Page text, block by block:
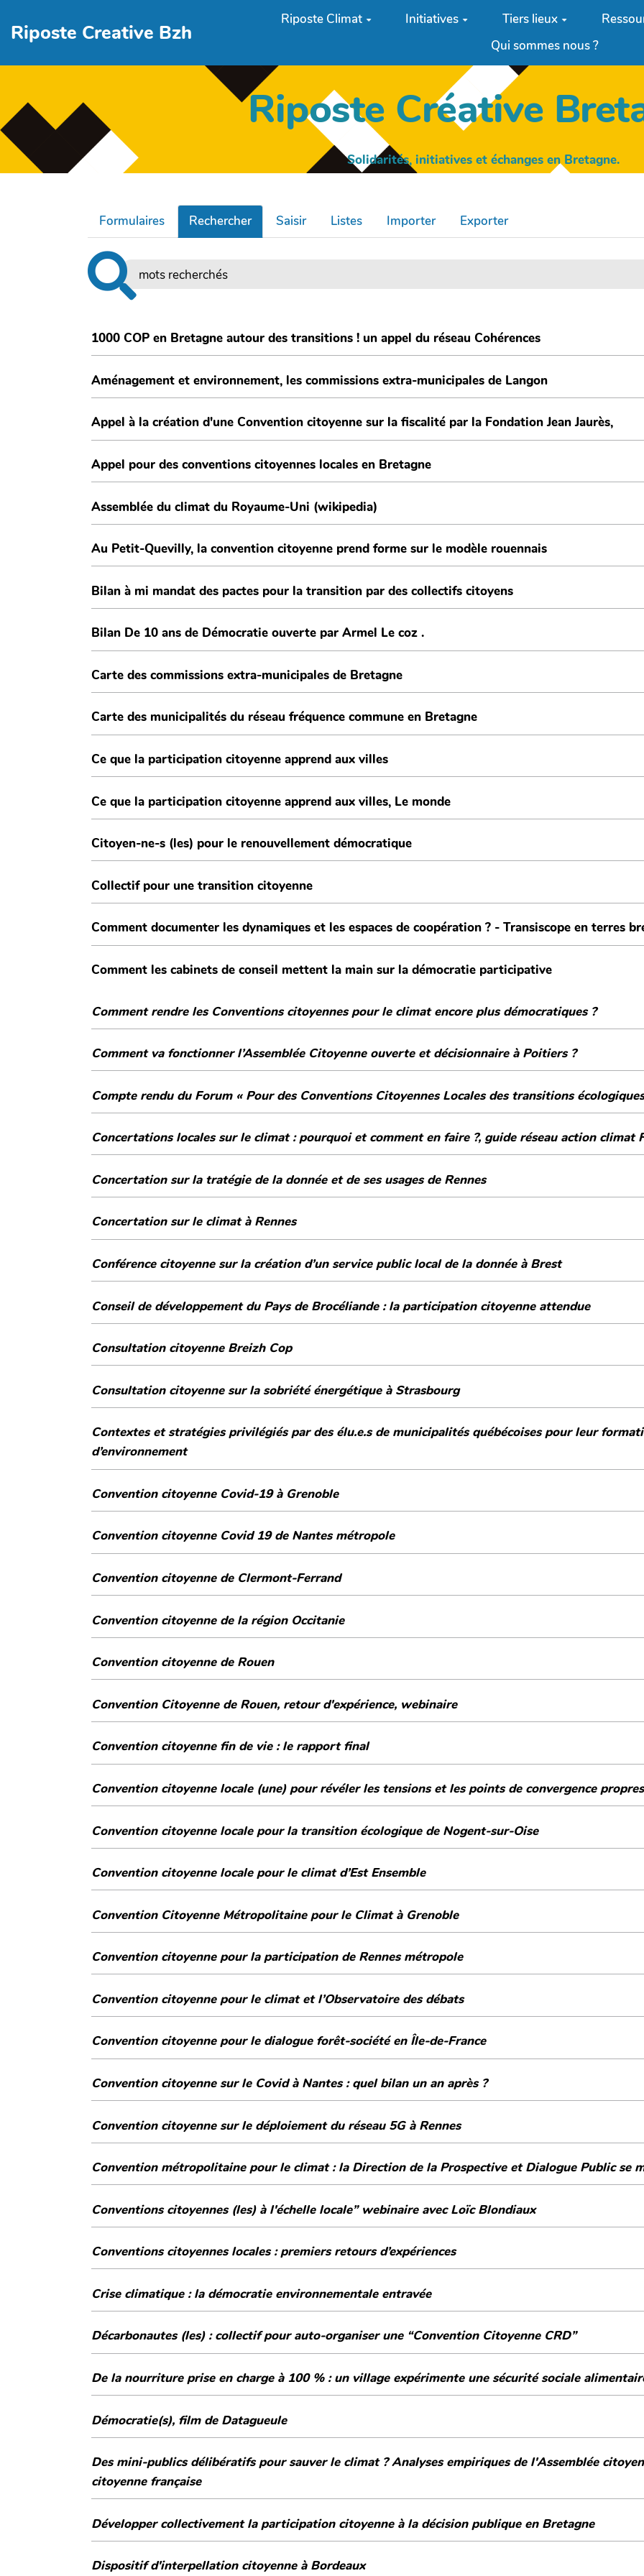
Riposte Creative Bzh
Riposte Climat Initiatives Tiers lieux
Qui sommes nous ?
Riposte Créative
Solidarités, initiatives et échanges en Bretagne.
Formulaires Rechercher Saisir Listes Importer Exporter
1000 COP en Bretagne autour des transitions ! un appel du réseau Cohérences
Aménagement et environnement, les commissions extra-municipales de Langon
Appel à la création d'une Convention citoyenne sur la fiscalité par la Fondation Jean Jaurès,
Appel pour des conventions citoyennes locales en Bretagne
Assemblée du climat du Royaume-Uni (wikipedia)
Au Petit-Quevilly, la convention citoyenne prend forme sur le modèle rouennais
Bilan à mi mandat des pactes pour la transition par des collectifs citoyens
Bilan De 10 ans de Démocratie ouverte par Armel Le coz .
Carte des commissions extra-municipales de Bretagne
Carte des municipalités du réseau fréquence commune en Bretagne
Ce que la participation citoyenne apprend aux villes
Ce que la participation citoyenne apprend aux villes, Le monde
Citoyen-ne-s (les) pour le renouvellement démocratique
Collectif pour une transition citoyenne
Comment documenter les dynamiques et les espaces de coopération ? - Transiscope en terres
Comment les cabinets de conseil mettent la main sur la démocratie participative
Comment rendre les Conventions citoyennes pour le climat encore plus démocratiques ?
Comment va fonctionner l’Assemblée Citoyenne ouverte et décisionnaire à Poitiers ?
Compte rendu du Forum « Pour des Conventions Citoyennes Locales des transitions
Concertations locales sur le climat : pourquoi et comment en faire ?, guide réseau action climat
Concertation sur la tratégie de la donnée et de ses usages de Rennes
Concertation sur le climat à Rennes
Conférence citoyenne sur la création d’un service public local de la donnée à Brest
Conseil de développement du Pays de Brocéliande : la participation citoyenne attendue
Consultation citoyenne Breizh Cop
Consultation citoyenne sur la sobriété énergétique à Strasbourg
Contextes et stratégies privilégiés par des élu.e.s de municipalités québécoises pour leur
d’environnement
Convention citoyenne Covid-19 à Grenoble
Convention citoyenne Covid 19 de Nantes métropole
Convention citoyenne de Clermont-Ferrand
Convention citoyenne de la région Occitanie
Convention citoyenne de Rouen
Convention Citoyenne de Rouen, retour d'expérience, webinaire
Convention citoyenne fin de vie : le rapport final
Convention citoyenne locale (une) pour révéler les tensions et les points de
Convention citoyenne locale pour la transition écologique de Nogent-sur-Oise
Convention citoyenne locale pour le climat d’Est Ensemble
Convention Citoyenne Métropolitaine pour le Climat à Grenoble
Convention citoyenne pour la participation de Rennes métropole
Convention citoyenne pour le climat et l’Observatoire des débats
Convention citoyenne pour le dialogue forêt-société en Île-de-France
Convention citoyenne sur le Covid à Nantes : quel bilan un an après ?
Convention citoyenne sur le déploiement du réseau 5G à Rennes
Convention métropolitaine pour le climat : la Direction de la Prospective et Dialogue Public se
Conventions citoyennes (les) à l'échelle locale” webinaire avec Loïc Blondiaux
Conventions citoyennes locales : premiers retours d’expériences
Crise climatique : la démocratie environnementale entravée
Décarbonautes (les) : collectif pour auto-organiser une “Convention Citoyenne CRD”
De la nourriture prise en charge à 100 % : un village expérimente une sécurité sociale
Démocratie(s), film de Datagueule
Des mini-publics délibératifs pour sauver le climat ? Analyses empiriques de l'Assemblée
citoyenne française
Développer collectivement la participation citoyenne à la décision publique en Bretagne
Dispositif d'interpellation citoyenne à Bordeaux